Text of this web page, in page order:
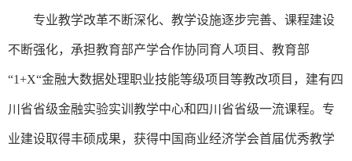
专业教学改革不断深化、教学设施逐步完善、课程建设
不断强化，承担教育部产学合作协同育人项目、教育部
“1+X“金融大数据处理职业技能等级项目等教改项目，建有四
川省省级金融实验实训教学中心和四川省省级一流课程。专
业建设取得丰硕成果，获得中国商业经济学会首届优秀教学